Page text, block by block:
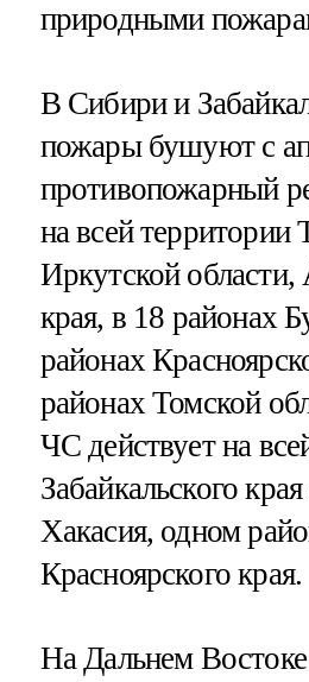
природными
В Сибири и
пожары бушуют с
противопожарный
на всей территории
Иркутской области,
края, в 18 районах
районах
районах Томской
ЧС действует на
Забайкальского
Хакасия, одном
Красноярского края.
На Дальнем